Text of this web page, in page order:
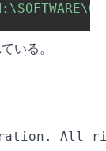
いる。
All